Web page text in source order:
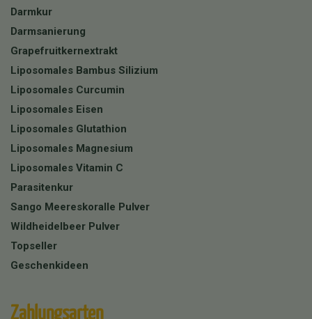
Darmkur
Darmsanierung
Grapefruitkernextrakt
Liposomales Bambus Silizium
Liposomales Curcumin
Liposomales Eisen
Liposomales Glutathion
Liposomales Magnesium
Liposomales Vitamin C
Parasitenkur
Sango Meereskoralle Pulver
Wildheidelbeer Pulver
Topseller
Geschenkideen
Zahlungsarten